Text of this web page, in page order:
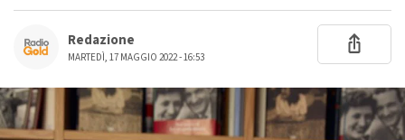
Redazione
MARTEDÌ, 17 MAGGIO 2022 - 16:53